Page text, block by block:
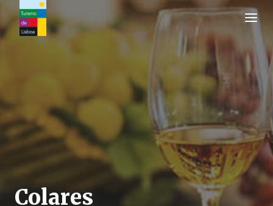
Turismo de Lisboa Logo
Colares